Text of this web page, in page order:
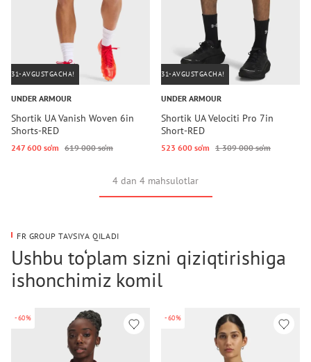
31-AVGUSTGACHA!
UNDER ARMOUR
Shortik UA Vanish Woven 6in
Shorts-RED
247 600 so‘m 619 000 so‘m
31-AVGUSTGACHA!
UNDER ARMOUR
Shortik UA Velociti Pro 7in
Short-RED
523 600 so‘m 1 309 000 so‘m
4 dan 4 mahsulotlar
FR GROUP TAVSIYA QILADI
Ushbu to‘plam sizni qiziqtirishiga
ishonchimiz komil
-60% -60%